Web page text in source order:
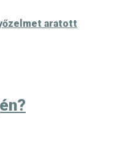
aratott